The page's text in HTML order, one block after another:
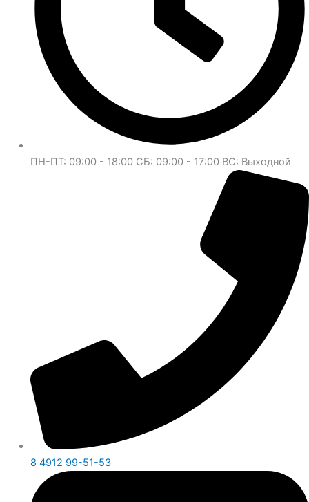
ПН-ПТ: 09:00 - 18:00 СБ: 09:00 - 17:00 ВС: Выходной
8 4912 99-51-53